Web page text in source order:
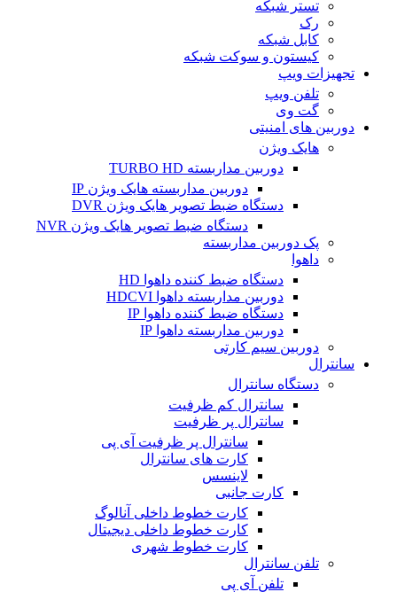
تستر شبکه
رک
کابل شبکه
کیستون و سوکت شبکه
تجهیزات ویپ
تلفن ویپ
گت وی
دوربین های امنیتی
هایک ویژن
دوربین مداربسته TURBO HD
دوربین مداربسته هایک ویژن IP
دستگاه ضبط تصویر هایک ویژن DVR
دستگاه ضبط تصویر هایک ویژن NVR
پک دوربین مداربسته
داهوا
دستگاه ضبط کننده داهوا HD
دوربین مداربسته داهوا HDCVI
دستگاه ضبط کننده داهوا IP
دوربین مداربسته داهوا IP
دوربین سیم کارتی
سانترال
دستگاه سانترال
سانترال کم ظرفیت
سانترال پر ظرفیت
سانترال پر ظرفیت آی پی
کارت های سانترال
لاینسس
کارت جانبی
کارت خطوط داخلی آنالوگ
کارت خطوط داخلی دیجیتال
کارت خطوط شهری
تلفن سانترال
تلفن آی پی